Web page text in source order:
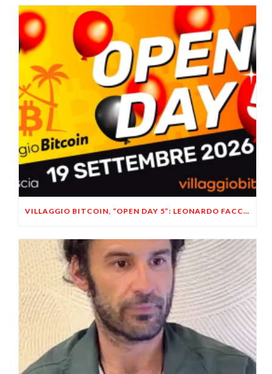
VILLAGGIO BITCOIN, “OPEN DAY 5”: LEONARDO FACCO OSPITE A BRESCIA